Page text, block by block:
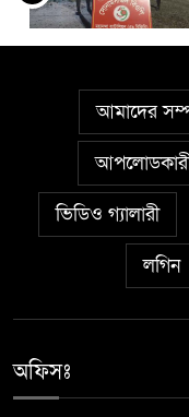
৮
আমাদের
ভিডিও গ্যালারী
লগিন
অফিসঃ